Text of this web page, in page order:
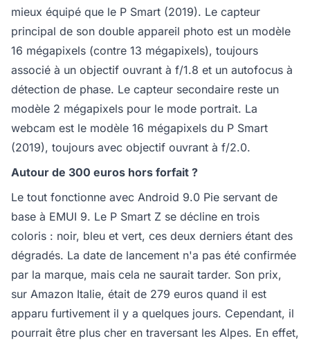
mieux équipé que le P Smart (2019). Le capteur
principal de son double appareil photo est un modèle
16 mégapixels (contre 13 mégapixels), toujours
associé à un objectif ouvrant à f/1.8 et un autofocus à
détection de phase. Le capteur secondaire reste un
modèle 2 mégapixels pour le mode portrait. La
webcam est le modèle 16 mégapixels du P Smart
(2019), toujours avec objectif ouvrant à f/2.0.
Autour de 300 euros hors forfait ?
Le tout fonctionne avec Android 9.0 Pie servant de
base à EMUI 9. Le P Smart Z se décline en trois
coloris : noir, bleu et vert, ces deux derniers étant des
dégradés. La date de lancement n'a pas été confirmée
par la marque, mais cela ne saurait tarder. Son prix,
sur Amazon Italie, était de 279 euros quand il est
apparu furtivement il y a quelques jours. Cependant, il
pourrait être plus cher en traversant les Alpes. En effet,